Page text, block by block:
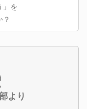
」を
より